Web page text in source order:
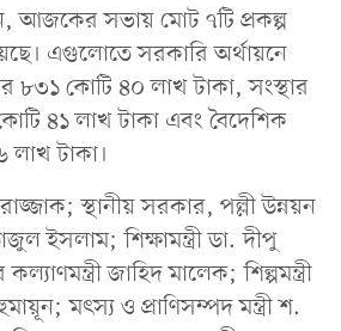
আজকের সভায় মোট ৭টি প্রকল্প
এগুলোতে সরকারি অর্থায়নে
৮৩১ কোটি ৪০ লাখ টাকা, সংস্থার
৪১ লাখ টাকা এবং বৈদেশিক
লাখ টাকা।
স্থানীয় সরকার, পল্লী উন্নয়ন
ইসলাম; শিক্ষামন্ত্রী ডা. দীপু
জাহিদ মালেক; শিল্পমন্ত্রী
মৎস্য ও প্রাণিসম্পদ মন্ত্রী শ.